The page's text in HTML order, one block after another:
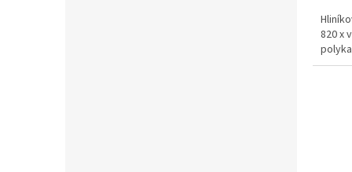
820 x